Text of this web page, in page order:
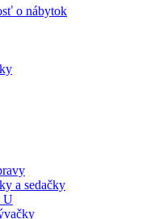
o nábytok
a sedačky
U